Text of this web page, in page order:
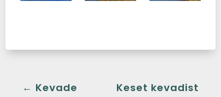
← Kevade
Keset kevadist